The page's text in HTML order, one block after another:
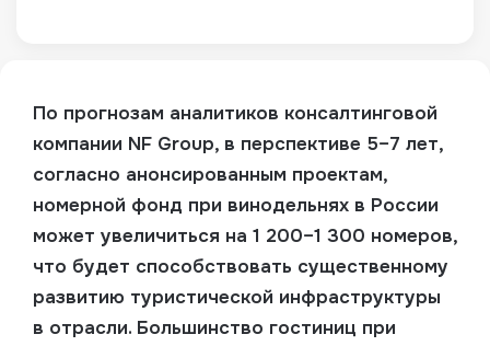
По прогнозам аналитиков консалтинговой
компании NF Group, в перспективе 5–7 лет,
согласно анонсированным проектам,
номерной фонд при винодельнях в России
может увеличиться на 1 200–1 300 номеров,
что будет способствовать существенному
развитию туристической инфраструктуры
в отрасли. Большинство гостиниц при